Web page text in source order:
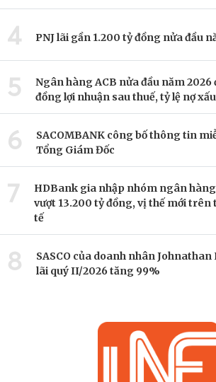
4 PNJ lãi gần 1.200 tỷ đồng nửa đầu
5
Ngân hàng ACB nửa đầu năm
đồng lợi nhuận sau thuế, tỷ lệ nợ
6
SACOMBANK công bố thông tin
Tổng Giám Đốc
7
HDBank gia nhập nhóm ngân
vượt 13.200 tỷ đồng, vị thế mới trên
tế
8
SASCO của doanh nhân
lãi quý II/2026 tăng 99%